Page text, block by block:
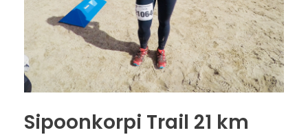
Sipoonkorpi Trail 21 km